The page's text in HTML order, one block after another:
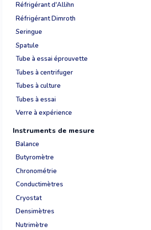
Réfrigérant d'Allihn
Réfrigérant Dimroth
Seringue
Spatule
Tube à essai éprouvette
Tubes à centrifuger
Tubes à culture
Tubes à essai
Verre à expérience
Instruments de mesure
Balance
Butyromètre
Chronométrie
Conductimètres
Cryostat
Densimètres
Nutrimètre